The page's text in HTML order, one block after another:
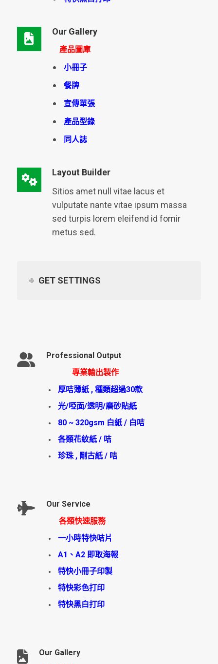
Our Gallery
產品圖庫
小冊子
餐牌
宣傳單張
產品型錄
同人誌
Layout Builder
Sitios amet null vitae lacus et
vulputate nante vitae ipsum massa
sed turpis lorem eleifend id fomir
metus sed.
GET SETTINGS
Professional Output
專業輸出製作
厚咭薄紙 , 種類超過30款
光/啞面/透明/磨砂貼紙
80 ~ 320gsm 白紙 / 白咭
各類花紋紙 / 咭
珍珠 , 剛古紙 / 咭
Our Service
各類快速服務
一小時特快咭片
A1、A2 即取海報
特快小冊子印製
特快彩色打印
特快黑白打印
Our Gallery